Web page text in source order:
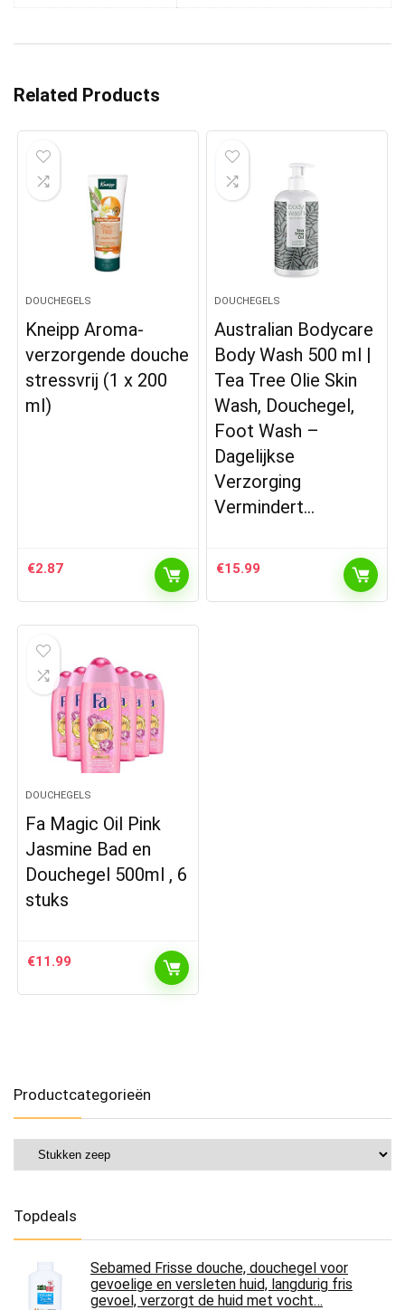
Related Products
DOUCHEGELS
Kneipp Aroma-
verzorgende douche
stressvrij (1 x 200
ml)
€2.87
DOUCHEGELS
Australian Bodycare
Body Wash 500 ml |
Tea Tree Olie Skin
Wash, Douchegel,
Foot Wash –
Dagelijkse
Verzorging
Vermindert…
€15.99
DOUCHEGELS
Fa Magic Oil Pink
Jasmine Bad en
Douchegel 500ml , 6
stuks
€11.99
Productcategorieën
Topdeals
Sebamed Frisse douche, douchegel voor
gevoelige en versleten huid, langdurig fris
gevoel, verzorgt de huid met vocht…